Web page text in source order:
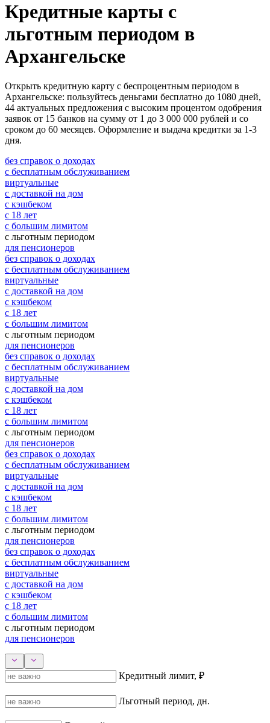
Кредитные карты с
льготным периодом в
Архангельске
Открыть кредитную карту с беспроцентным периодом в
Архангельске: пользуйтесь деньгами бесплатно до 1080 дней,
44 актуальных предложения с высоким процентом одобрения
заявок от 15 банков на сумму от 1 до 3 000 000 рублей и со
сроком до 60 месяцев. Оформление и выдача кредитки за 1-3
дня.
без справок о доходах
с бесплатным обслуживанием
виртуальные
с доставкой на дом
с кэшбеком
с 18 лет
с большим лимитом
с льготным периодом
для пенсионеров
без справок о доходах
с бесплатным обслуживанием
виртуальные
с доставкой на дом
с кэшбеком
с 18 лет
с большим лимитом
с льготным периодом
для пенсионеров
без справок о доходах
с бесплатным обслуживанием
виртуальные
с доставкой на дом
с кэшбеком
с 18 лет
с большим лимитом
с льготным периодом
для пенсионеров
без справок о доходах
с бесплатным обслуживанием
виртуальные
с доставкой на дом
с кэшбеком
с 18 лет
с большим лимитом
с льготным периодом
для пенсионеров
без справок о доходах
с бесплатным обслуживанием
виртуальные
с доставкой на дом
с кэшбеком
с 18 лет
с большим лимитом
с льготным периодом
для пенсионеров
Кредитный лимит, ₽
Льготный период, дн.